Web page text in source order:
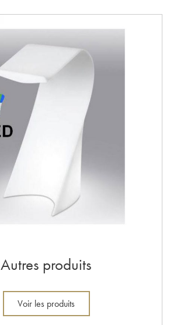
Autres produits
Voir les produits